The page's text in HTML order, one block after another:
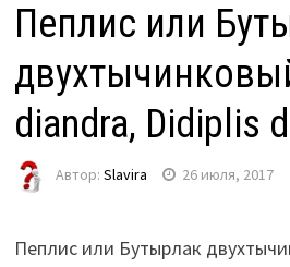
Пеплис или
diandra, Didiplis
Автор: Slavira 26 июля, 2017
Пеплис или Бутырлак